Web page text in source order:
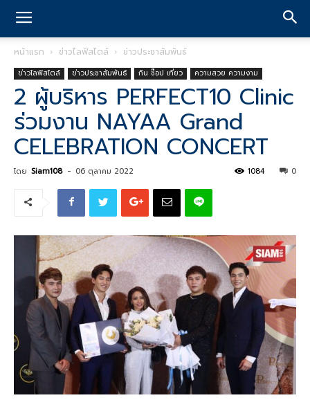
หน้าแรก ข่าวไลฟ์สไตล์ ข่าวประชาสัมพันธ์
ข่าวไลฟ์สไตล์ ข่าวประชาสัมพันธ์ กิน ช๊อป เที่ยว ความสวย ความงาม
2 ผู้บริหาร PERFECT10 Clinic
ร่วมงาน NAYAA Grand
CELEBRATION CONCERT
โดย Siam108 - 06 ตุลาคม 2022 0
1084